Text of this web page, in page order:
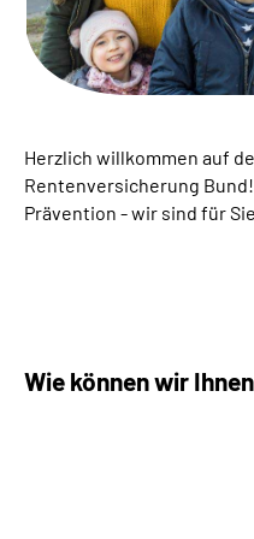
Inhalte in
Leichte Sprache
Suche
Herzlich willkommen auf
Rentenversicherung
Prävention - wir sind für Sie
Wie können wir